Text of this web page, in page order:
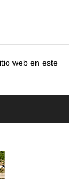
web en este